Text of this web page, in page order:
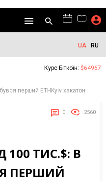
UA RU
Курс Біткоїн: $64967
перший ETHKyiv хакатон
0 2560
ТИС.$: В
ПЕРШИЙ